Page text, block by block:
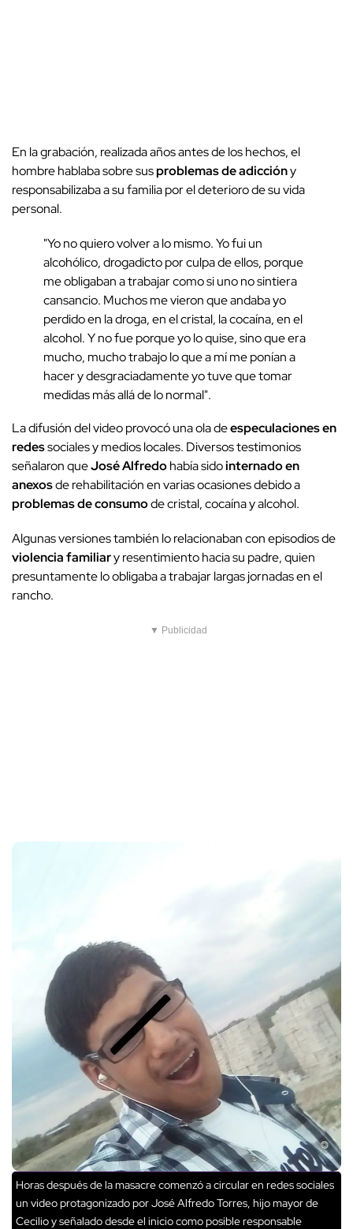
En la grabación, realizada años antes de los hechos, el
hombre hablaba sobre susproblemas de adiccióny
responsabilizaba a su familia por el deterioro de su vida
personal.
"Yo no quiero volver a lo mismo. Yo fui un
alcohólico, drogadicto por culpa de ellos, porque
me obligaban a trabajar como si uno no sintiera
cansancio. Muchos me vieron que andaba yo
perdido en la droga, en el cristal, la cocaína, en el
alcohol. Y no fue porque yo lo quise, sino que era
mucho, mucho trabajo lo que a mí me ponían a
hacer y desgraciadamente yo tuve que tomar
medidas más allá de lo normal".
La difusión del video provocó una ola deespeculaciones en
redessociales y medios locales. Diversos testimonios
señalaron queJosé Alfredohabía sidointernado en
anexosde rehabilitación en varias ocasiones debido a
problemas de consumode cristal, cocaína y alcohol.
Algunas versiones también lo relacionaban con episodios de
violencia familiary resentimiento hacia su padre, quien
presuntamente lo obligaba a trabajar largas jornadas en el
rancho.
▼ Publicidad
Horas después de la masacre comenzó a circular en redes sociales
un video protagonizado por José Alfredo Torres, hijo mayor de
Cecilio y señalado desde el inicio como posible responsable